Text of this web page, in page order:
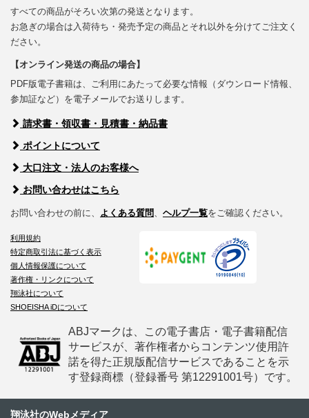
すべての商品がそろい次第の発送となります。
お急ぎの場合は入荷待ち・発売予定の商品とそれ以外を分けてご注文く
ださい。
【オンライン発送の商品の場合】
PDF版電子書籍は、ご利用にあたって必要な情報（ダウンロード情報、
参加証など）を電子メールでお送りします。
請求書・領収書・見積書・納品書
ポイントについて
大口注文・法人のお客様へ
お問い合わせはこちら
お問い合わせの前に、 よくある質問、 ヘルプ一覧をご確認ください。
利用規約
特定商取引法に基づく表示
個人情報保護について
著作権・リンクについて
翔泳社について
SHOEISHA iDについて
ABJマークは、この電子書店・電子書籍配信
サービスが、著作権者からコンテンツ使用許
諾を得た正規版配信サービスであることを示
す登録商標（登録番号 第12291001号）です。
翔泳社のWebメディア